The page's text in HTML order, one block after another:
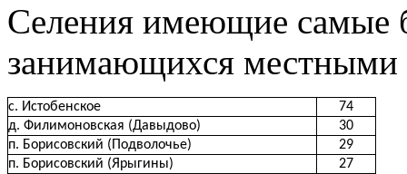
Селения имеющие самые
занимающихся
с. Истобенское
74
д. Филимоновская (Давыдово)
30
п. Борисовский (Подволочье)
29
п. Борисовский (Ярыгины)
27